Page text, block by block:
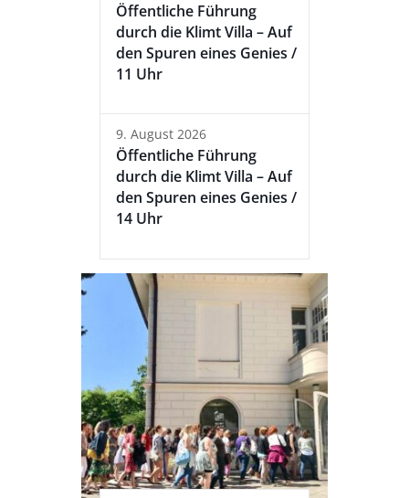
Öffentliche Führung
durch die Klimt Villa – Auf
den Spuren eines Genies /
11 Uhr
9. August 2026
Öffentliche Führung
durch die Klimt Villa – Auf
den Spuren eines Genies /
14 Uhr